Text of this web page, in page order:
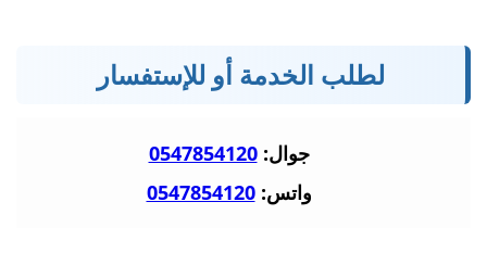
لطلب الخدمة أو للإستفسار
جوال:0547854120
واتس:0547854120